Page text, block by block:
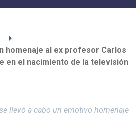
arrow_right
homenaje al ex profesor Carlos
en el nacimiento de la televisión
llevó a cabo un emotivo homenaje